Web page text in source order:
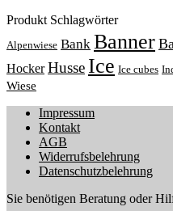
Produkt Schlagwörter
Alpenwiese Bank Banner
Hocker Husse Ice Ice cubes
Wiese
Impressum
Kontakt
AGB
Widerrufsbelehrung
Datenschutzbelehrung
Sie benötigen Beratung oder